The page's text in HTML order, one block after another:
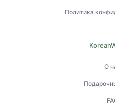
Политика
О